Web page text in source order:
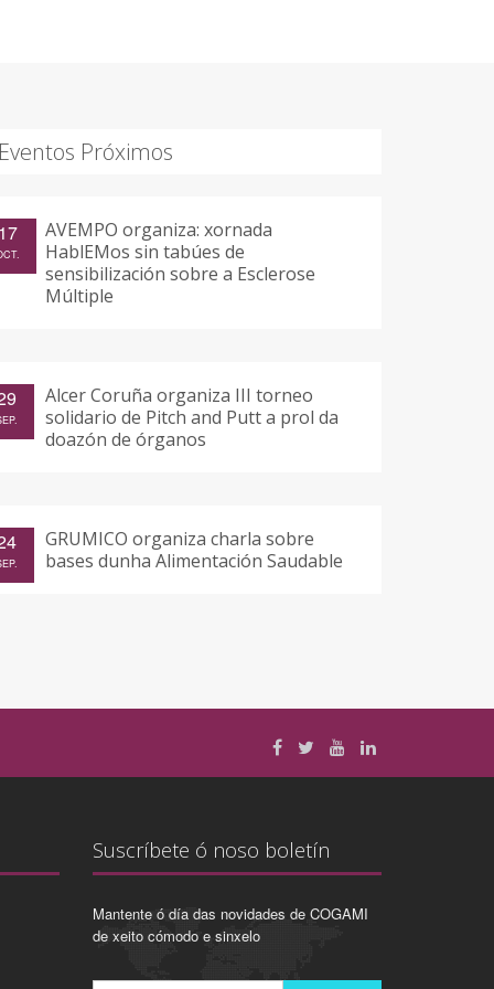
Próximos
AVEMPO organiza: xornada
HablEMos sin tabúes de
sensibilización sobre a Esclerose
Múltiple
Alcer Coruña organiza III torneo
solidario de Pitch and Putt a prol da
doazón de órganos
GRUMICO organiza charla sobre
bases dunha Alimentación Saudable
Suscríbete ó noso boletín
Mantente ó día das novidades de COGAMI
de xeito cómodo e sinxelo